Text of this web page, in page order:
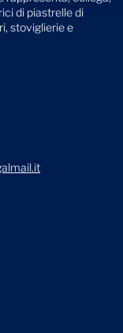
di piastrelle di
stoviglierie e